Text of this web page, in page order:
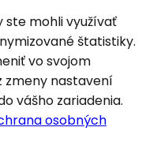
ste mohli využívať
štatistiky.
vo svojom
zmeny nastavení
vášho zariadenia.
osobných